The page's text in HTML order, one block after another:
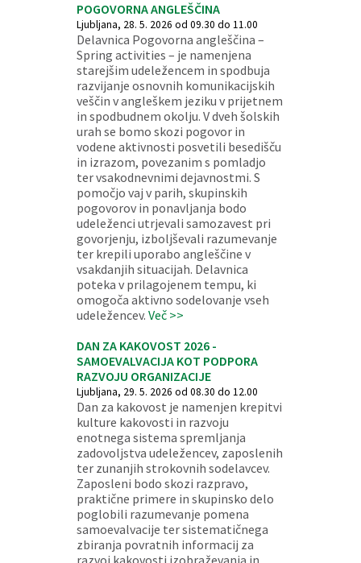
POGOVORNA ANGLEŠČINA
Ljubljana, 28. 5. 2026 od 09.30 do 11.00
Delavnica Pogovorna angleščina –
Spring activities – je namenjena
starejšim udeležencem in spodbuja
razvijanje osnovnih komunikacijskih
veščin v angleškem jeziku v prijetnem
in spodbudnem okolju. V dveh šolskih
urah se bomo skozi pogovor in
vodene aktivnosti posvetili besedišču
in izrazom, povezanim s pomladjo
ter vsakodnevnimi dejavnostmi. S
pomočjo vaj v parih, skupinskih
pogovorov in ponavljanja bodo
udeleženci utrjevali samozavest pri
govorjenju, izboljševali razumevanje
ter krepili uporabo angleščine v
vsakdanjih situacijah. Delavnica
poteka v prilagojenem tempu, ki
omogoča aktivno sodelovanje vseh
udeležencev. Več >>
DAN ZA KAKOVOST 2026 -
SAMOEVALVACIJA KOT PODPORA
RAZVOJU ORGANIZACIJE
Ljubljana, 29. 5. 2026 od 08.30 do 12.00
Dan za kakovost je namenjen krepitvi
kulture kakovosti in razvoju
enotnega sistema spremljanja
zadovoljstva udeležencev, zaposlenih
ter zunanjih strokovnih sodelavcev.
Zaposleni bodo skozi razpravo,
praktične primere in skupinsko delo
poglobili razumevanje pomena
samoevalvacije ter sistematičnega
zbiranja povratnih informacij za
razvoj kakovosti izobraževanja in